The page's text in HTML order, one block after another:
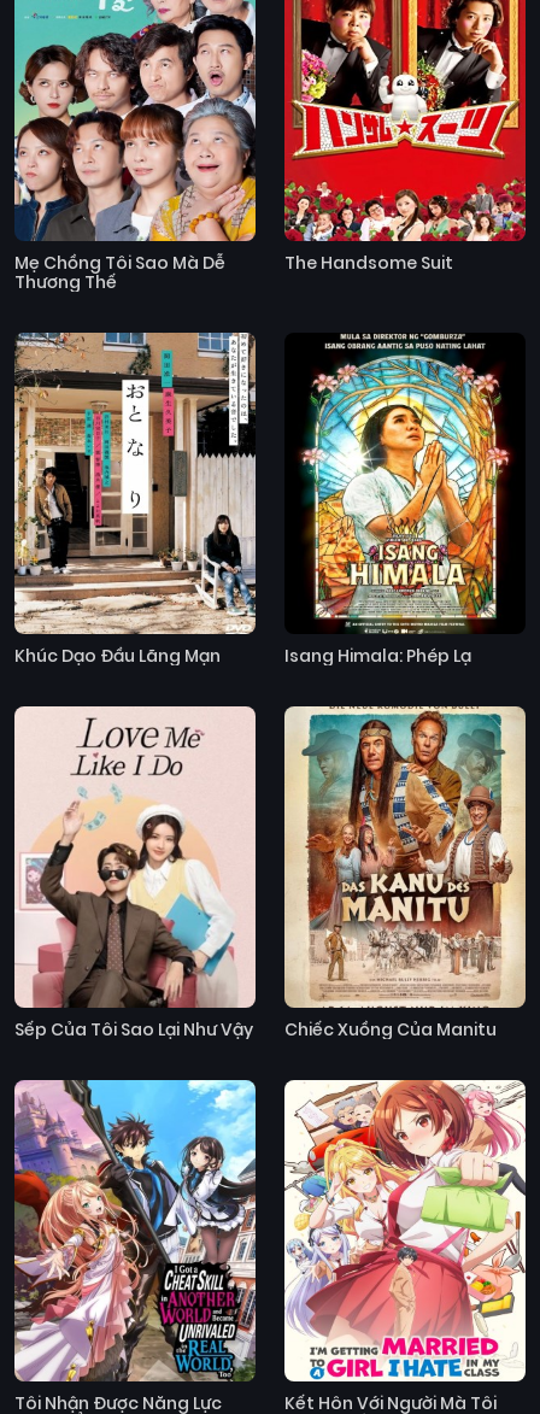
Mẹ Chồng Tôi Sao Mà Dễ
Thương Thế
The Handsome Suit
Khúc Dạo Đầu Lãng Mạn Isang Himala: Phép Lạ
Sếp Của Tôi Sao Lại Như Vậy Chiếc Xuồng Của Manitu
Tôi Nhận Được Năng Lực
Kết Hôn Với Người Mà Tôi